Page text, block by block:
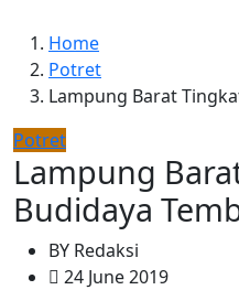
Home
Potret
Lampung Barat
Potret
Lampung
Budidaya
BY Redaksi
24 June 2019